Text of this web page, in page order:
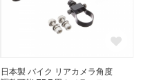
日本製 バイク リアカメラ角度